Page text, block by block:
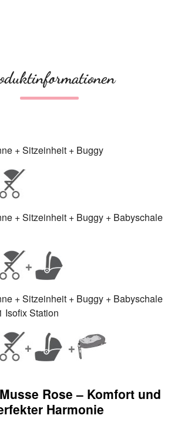
+ Sitzeinheit + Buggy
+ Sitzeinheit + Buggy + Babyschale
+ Sitzeinheit + Buggy + Babyschale
Isofix Station
Rose – Komfort und
Harmonie